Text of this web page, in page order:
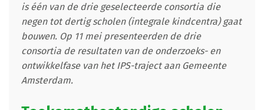
is één van de drie geselecteerde consortia die
negen tot dertig scholen (integrale kindcentra) gaat
bouwen. Op 11 mei presenteerden de drie
consortia de resultaten van de onderzoeks- en
ontwikkelfase van het IPS-traject aan Gemeente
Amsterdam.